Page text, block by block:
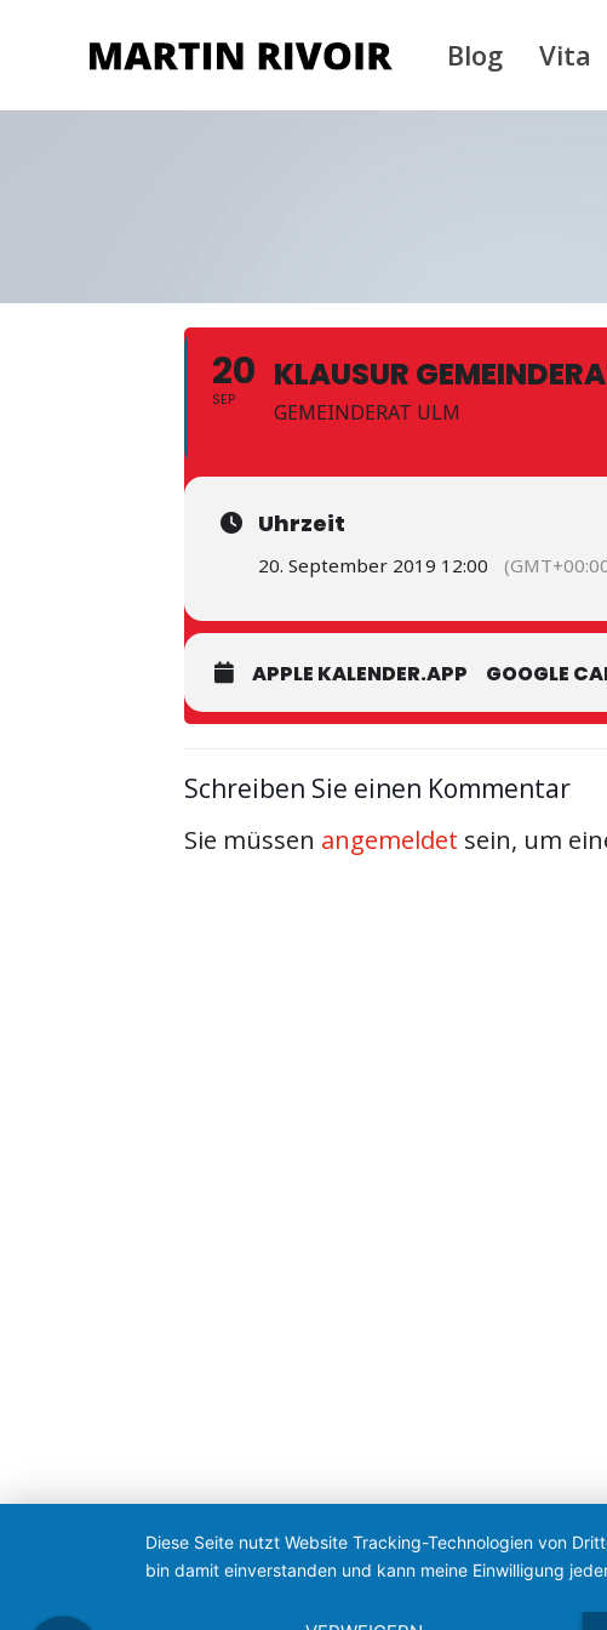
Blog Vita
20
SEP
KLAUSUR
GEMEINDERAT ULM
Uhrzeit
20. September 2019 12:00
APPLE KALENDER.APP GOOGLE
Schreiben Sie einen Kommentar
Sie müssen angemeldet sein, um
Diese Seite nutzt Website Tracking-Technologien von
bin damit einverstanden und kann meine Einwilligung